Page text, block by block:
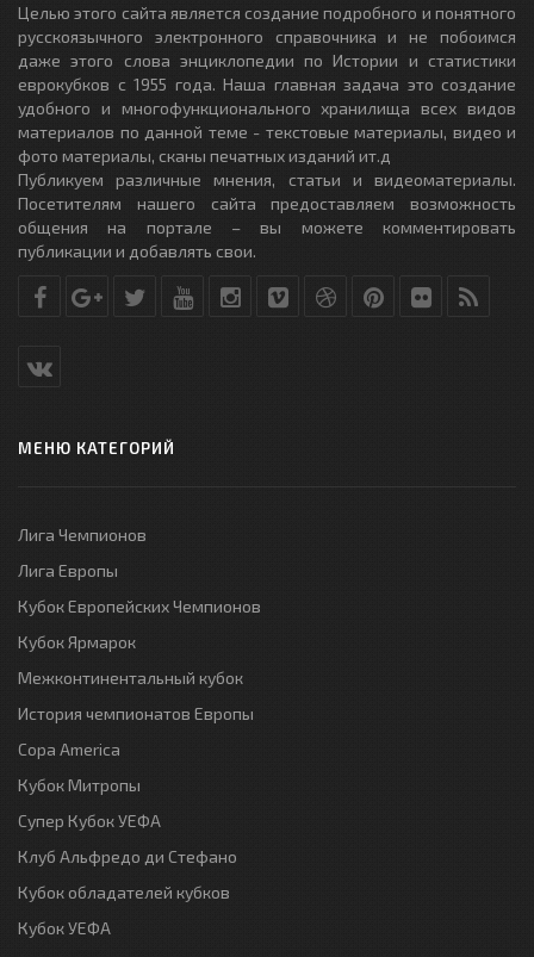
Целью этого сайта является создание подробного и понятного
русскоязычного электронного справочника и не побоимся
даже этого слова энциклопедии по Истории и статистики
еврокубков с 1955 года. Наша главная задача это создание
удобного и многофункционального хранилища всех видов
материалов по данной теме - текстовые материалы, видео и
фото материалы, сканы печатных изданий ит.д
Публикуем различные мнения, статьи и видеоматериалы.
Посетителям нашего сайта предоставляем возможность
общения на портале – вы можете комментировать
публикации и добавлять свои.
МЕНЮ КАТЕГОРИЙ
Лига Чемпионов
Лига Европы
Кубок Европейских Чемпионов
Кубок Ярмарок
Межконтинентальный кубок
История чемпионатов Европы
Copa America
Кубок Митропы
Супер Кубок УЕФА
Клуб Альфредо ди Стефано
Кубок обладателей кубков
Кубок УЕФА